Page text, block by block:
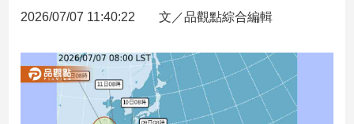
新
產
經/
2026/07/07 11:40:22 文／品觀點綜合編輯